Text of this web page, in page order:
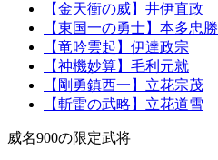
【金天衝の威】井伊直政
【東国一の勇士】本多忠勝
【竜吟雲起】伊達政宗
【神機妙算】毛利元就
【剛勇鎮西一】立花宗茂
【斬雷の武略】立花道雪
威名900の限定武将